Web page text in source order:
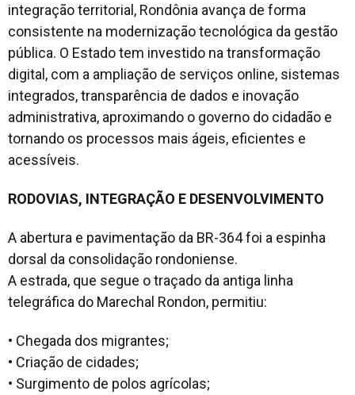
integração territorial, Rondônia avança de forma
consistente na modernização tecnológica da gestão
pública. O Estado tem investido na transformação
digital, com a ampliação de serviços online, sistemas
integrados, transparência de dados e inovação
administrativa, aproximando o governo do cidadão e
tornando os processos mais ágeis, eficientes e
acessíveis.
RODOVIAS, INTEGRAÇÃO E DESENVOLVIMENTO
A abertura e pavimentação da BR-364 foi a espinha
dorsal da consolidação rondoniense.
A estrada, que segue o traçado da antiga linha
telegráfica do Marechal Rondon, permitiu:
• Chegada dos migrantes;
• Criação de cidades;
• Surgimento de polos agrícolas;